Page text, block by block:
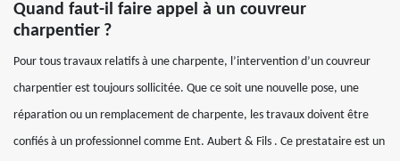
Quand faut-il faire appel à un couvreur
charpentier ?
Pour tous travaux relatifs à une charpente, l’intervention d’un couvreur
charpentier est toujours sollicitée. Que ce soit une nouvelle pose, une
réparation ou un remplacement de charpente, les travaux doivent être
confiés à un professionnel comme Ent. Aubert & Fils . Ce prestataire est un